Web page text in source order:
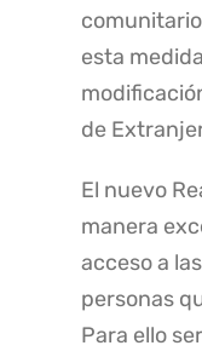
esta
de
El nuevo
manera
acceso a
personas
Para ello